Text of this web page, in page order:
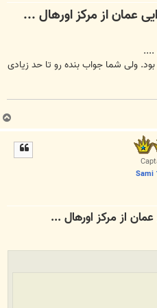
منظور بنده با جناب CAPTAIN PILOT بود. ولی شما جواب بنده رو تا حد زیادی
Sami